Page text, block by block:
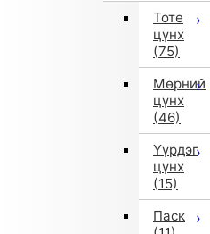
Тоте
цүнх
(75)
Мөрний
цүнх
(46)
Үүрдэг
цүнх
(15)
Паск